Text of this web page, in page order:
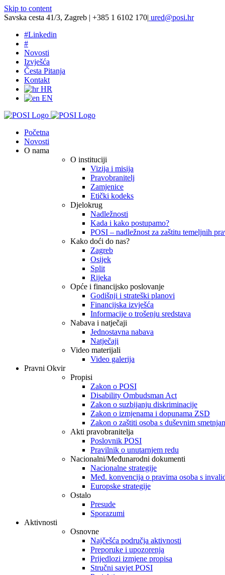
Skip to content
Savska cesta 41/3, Zagreb | +385 1 6102 170| ured@posi.hr
#Linkedin
#
Novosti
Izvješća
Česta Pitanja
Kontakt
HR
EN
Početna
Novosti
O nama
O instituciji
Vizija i misija
Pravobranitelj
Zamjenice
Etički kodeks
Djelokrug
Nadležnosti
Kada i kako postupamo?
POSI – nadležnost za zaštitu temeljnih
Kako doći do nas?
Zagreb
Osijek
Split
Rijeka
Opće i financijsko poslovanje
Godišnji i strateški planovi
Financijska izvješća
Informacije o trošenju sredstava
Nabava i natječaji
Jednostavna nabava
Natječaji
Video materijali
Video galerija
Pravni Okvir
Propisi
Zakon o POSI
Disability Ombudsman Act
Zakon o suzbijanju diskriminacije
Zakon o izmjenama i dopunama ZSD
Zakon o zaštiti osoba s duševnim
Akti pravobranitelja
Poslovnik POSI
Pravilnik o unutarnjem redu
Nacionalni/Međunarodni dokumenti
Nacionalne strategije
Međ. konvencija o pravima osoba s
Europske strategije
Ostalo
Presude
Sporazumi
Aktivnosti
Osnovne
Najčešća područja aktivnosti
Preporuke i upozorenja
Prijedlozi izmjene propisa
Stručni savjet POSI